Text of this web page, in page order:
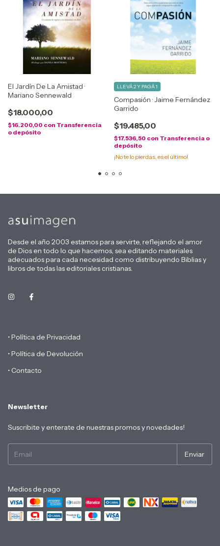
El Jardín De La Amistad ·
Mariano Sennewald
$18.000,00
$16.200,00 con Transferencia
o depósito
Compasión · Jaime Fernández
Garrido
$19.485,00
LLEVÁ 2 Y PAGÁ 1
$17.536,50 con Transferencia o
depósito
¡No te lo pierdas, es el último!
Desde el año 2003 estamos para servirte, reflejando el amor
de Dios en todo lo que hacemos, sea editando materiales
adecuados para cada necesidad como distribuyendo Biblias y
libros de todas las editoriales cristianas.
• Política de Privacidad
• Política de Devolución
• Contacto
Newsletter
Suscribite y enterate de nuestras promos y novedades!
Medios de pago